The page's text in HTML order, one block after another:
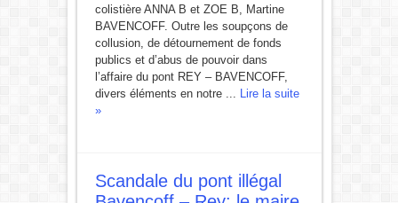
colistière ANNA B et ZOE B, Martine
BAVENCOFF. Outre les soupçons de
collusion, de détournement de fonds
publics et d’abus de pouvoir dans
l’affaire du pont REY – BAVENCOFF,
divers éléments en notre ... Lire la suite
»
Scandale du pont illégal